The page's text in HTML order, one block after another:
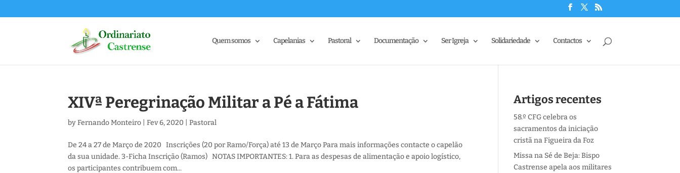
Quem somos Capelanias Pastoral Documentação Ser Igreja Solidariedade Contactos
XIVª Peregrinação Militar a Pé a Fátima
byFernando Monteiro |Fev 6, 2020 |Pastoral
De 24 a 27 de Março de 2020 Inscrições (20 por Ramo/Força) até 13 de Março Para mais informações contacte o capelão
da sua unidade. 3-Ficha Inscrição (Ramos) NOTAS IMPORTANTES: 1. Para as despesas de alimentação e apoio logístico,
os participantes contribuem com...
Artigos recentes
58.º CFG celebra os
sacramentos da iniciação
cristã na Figueira da Foz
Missa na Sé de Beja: Bispo
Castrense apela aos militares